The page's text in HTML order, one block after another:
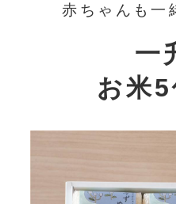
赤ちゃんも一
一
お米5